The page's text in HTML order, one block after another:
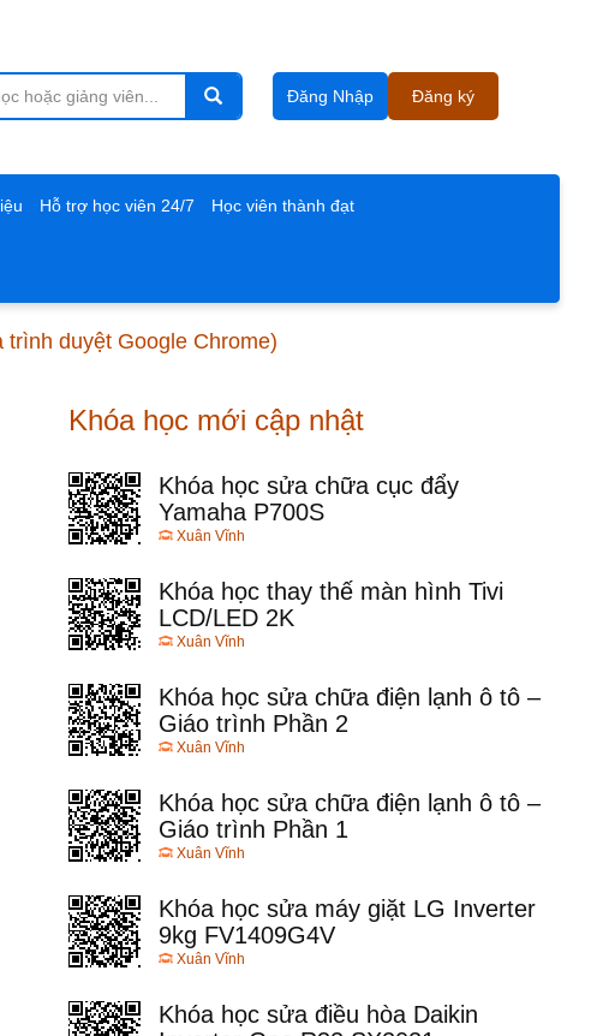
Đăng Nhập Đăng ký
Hỗ trợ học viên 24/7 Học viên thành đạt
duyệt Google Chrome)
Khóa học mới cập nhật
Khóa học sửa chữa cục đẩy
Yamaha P700S
Xuân Vĩnh
Khóa học thay thế màn hình Tivi
LCD/LED 2K
Xuân Vĩnh
Khóa học sửa chữa điện lạnh ô tô –
Giáo trình Phần 2
Xuân Vĩnh
Khóa học sửa chữa điện lạnh ô tô –
Giáo trình Phần 1
Xuân Vĩnh
Khóa học sửa máy giặt LG Inverter
9kg FV1409G4V
Xuân Vĩnh
Khóa học sửa điều hòa Daikin